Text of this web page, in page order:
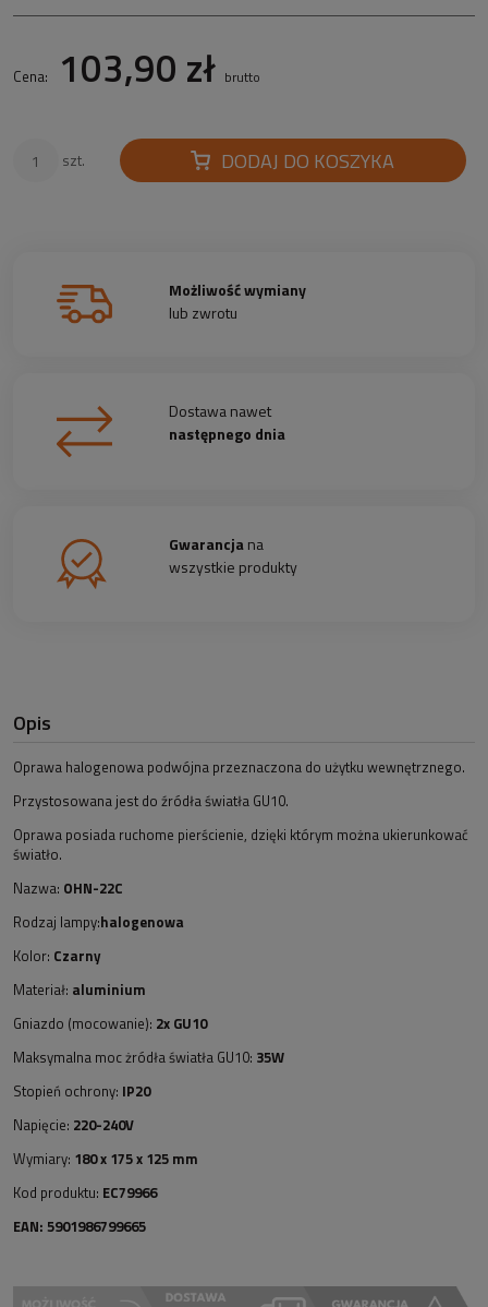
Cena: 103,90 zł brutto
szt. DODAJ DO KOSZYKA
Możliwość wymiany
lub zwrotu
Dostawa nawet
następnego dnia
Gwarancjana
wszystkie produkty
Opis
Oprawa halogenowa podwójna przeznaczona do użytku wewnętrznego.
Przystosowana jest do źródła światła GU10.
Oprawa posiada ruchome pierścienie, dzięki którym można ukierunkować
światło.
Nazwa: OHN-22C
Rodzaj lampy:halogenowa
Kolor: Czarny
Materiał: aluminium
Gniazdo (mocowanie): 2x GU10
Maksymalna moc żródła światła GU10: 35W
Stopień ochrony: IP20
Napięcie: 220-240V
Wymiary: 180 x 175 x 125 mm
Kod produktu: EC79966
EAN: 5901986799665